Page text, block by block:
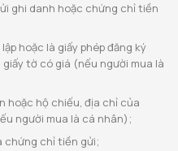
ghi danh hoặc chứng chỉ tiền
hoặc là giấy phép đăng ký
tờ có giá (nếu người mua là
hoặc hộ chiếu, địa chỉ của
người mua là cá nhân);
chứng chỉ tiền gửi;